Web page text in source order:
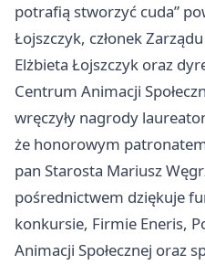
potrafią stworzyć cuda”
Łojszczyk, członek
Elżbieta Łojszczyk oraz
Centrum Animacji
wręczyły nagrody
że honorowym
pan Starosta Mariusz
pośrednictwem dziękuje
konkursie, Firmie Eneris,
Animacji Społecznej oraz